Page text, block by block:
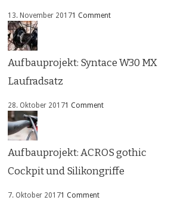
13. November 20171 Comment
Aufbauprojekt: Syntace W30 MX
Laufradsatz
28. Oktober 20171 Comment
Aufbauprojekt: ACROS gothic
Cockpit und Silikongriffe
7. Oktober 20171 Comment